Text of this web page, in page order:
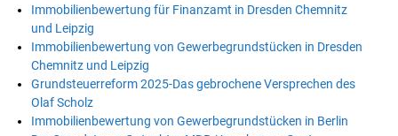
Immobilienbewertung für Finanzamt in Dresden Chemnitz
und Leipzig
Immobilienbewertung von Gewerbegrundstücken in Dresden
Chemnitz und Leipzig
Grundsteuerreform 2025-Das gebrochene Versprechen des
Olaf Scholz
Immobilienbewertung von Gewerbegrundstücken in Berlin